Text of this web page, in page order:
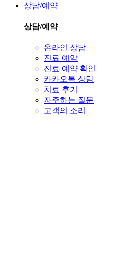
상담/예약
상담/예약
온라인 상담
진료 예약
진료 예약 확인
카카오톡 상담
치료 후기
자주하는 질문
고객의 소리